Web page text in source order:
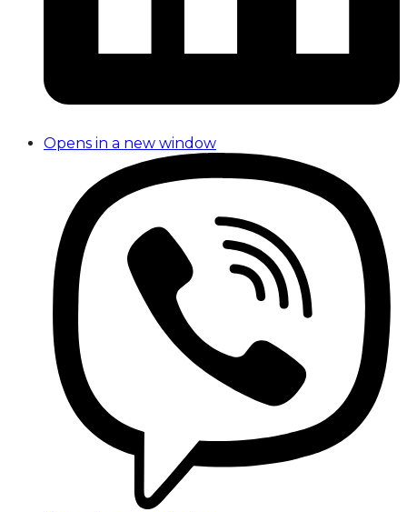
Opens in a new window